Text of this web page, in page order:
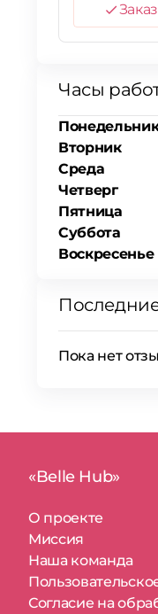
Часы
Вторник
Среда
Четверг
Пятница
Суббота
Воскресенье
Пока нет
«Belle Hub»
О проекте
Миссия
Наша команда
Согласие на